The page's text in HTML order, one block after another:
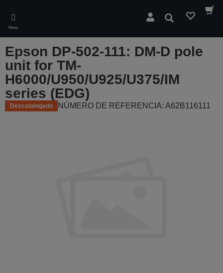
main
content
Menú
Buscar
Epson DP-502-111: DM-D pole
unit for TM-
H6000/U950/U925/U375/IM
series (EDG)
Descatalogado NÚMERO DE REFERENCIA: A62B116111